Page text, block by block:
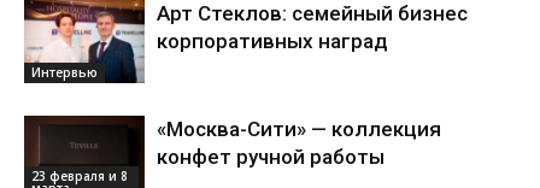
Интервью
Арт Стеклов: семейный бизнес
корпоративных наград
23 февраля и 8
«Москва-Сити» — коллекция
конфет ручной работы